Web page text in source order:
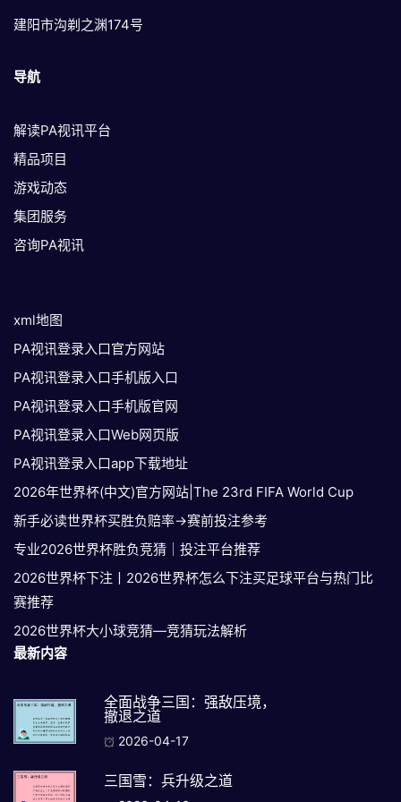
建阳市沟剃之渊174号
导航
解读PA视讯平台
精品项目
游戏动态
集团服务
咨询PA视讯
xml地图
PA视讯登录入口官方网站
PA视讯登录入口手机版入口
PA视讯登录入口手机版官网
PA视讯登录入口Web网页版
PA视讯登录入口app下载地址
2026年世界杯(中文)官方网站|The 23rd FIFA World Cup
新手必读世界杯买胜负赔率→赛前投注参考
专业2026世界杯胜负竞猜｜投注平台推荐
2026世界杯下注丨2026世界杯怎么下注买足球平台与热门比
赛推荐
2026世界杯大小球竞猜—竞猜玩法解析
最新内容
全面战争三国：强敌压境，
撤退之道
2026-04-17
三国雪：兵升级之道